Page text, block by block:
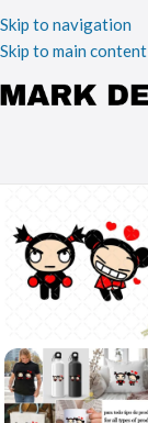
Skip to navigation
Skip to main content